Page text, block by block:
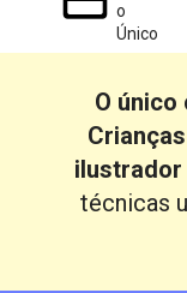
o
Único
O único
técnicas